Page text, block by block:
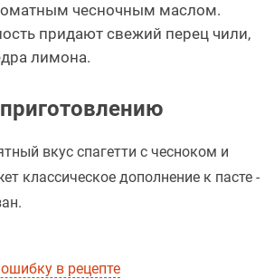
чесночным маслом.
придают свежий перец чили,
лимона.
вкус спагетти с чесноком и
классическое дополнение к пасте -
в рецепте